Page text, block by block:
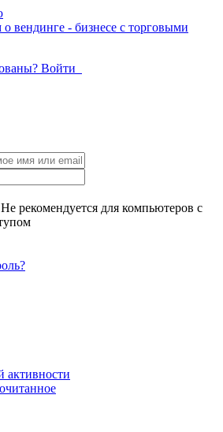
Войти
Не рекомендуется для компьютеров с
активности